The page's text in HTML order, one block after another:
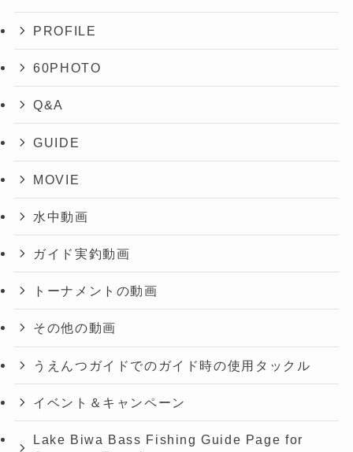
PROFILE
60PHOTO
Q&A
GUIDE
MOVIE
水中動画
ガイド実釣動画
トーナメントの動画
その他の動画
うえんつガイドでのガイド時の使用タックル
イベント＆キャンペーン
Lake Biwa Bass Fishing Guide Page for